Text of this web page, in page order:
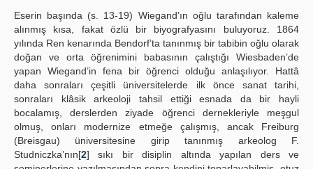
Eserin başında (s. 13-19) Wiegand’ın oğlu tarafından kaleme
alınmış kısa, fakat özlü bir biyografyasını buluyoruz. 1864
yılında Ren kenarında Bendorf’ta tanınmış bir tabibin oğlu olarak
doğan ve orta öğrenimini babasının çalıştığı Wiesbaden’de
yapan Wiegand’in fena bir öğrenci olduğu anlaşılıyor. Hattâ
daha sonraları çeşitli üniversitelerde ilk önce sanat tarihi,
sonraları klâsik arkeoloji tahsil ettiği esnada da bir hayli
bocalamış, derslerden ziyade öğrenci dernekleriyle meşgul
olmuş, onları modernize etmeğe çalışmış, ancak Freiburg
(Breisgau) üniversitesine girip tanınmış arkeolog F.
Studniczka’nın[2] sıkı bir disiplin altında yapılan ders ve